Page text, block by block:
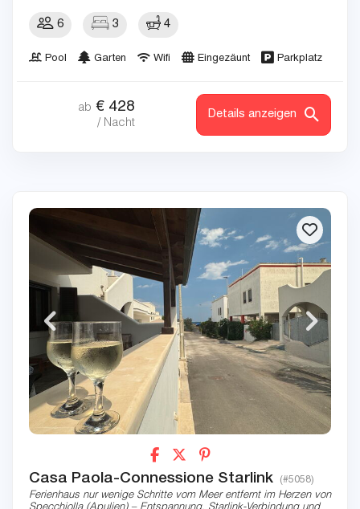
6 3 4
Pool Garten Wifi Eingezäunt Parkplatz
ab € 428
/ Nacht
Details anzeigen
Casa Paola-Connessione Starlink (#5058)
Ferienhaus nur wenige Schritte vom Meer entfernt im Herzen von